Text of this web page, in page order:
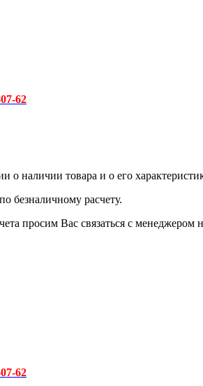
62
наличии товара и о его
безналичному расчету.
просим Вас связаться с
62